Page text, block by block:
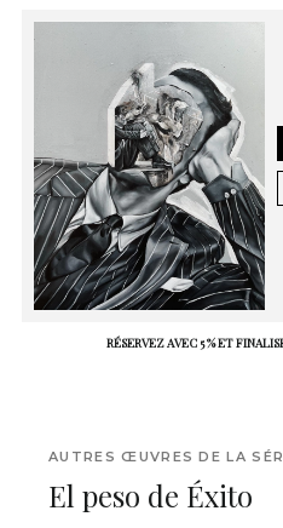
RÉSERVEZ AVEC 5 % ET
AUTRES ŒUVRES DE LA
El peso de Éxito